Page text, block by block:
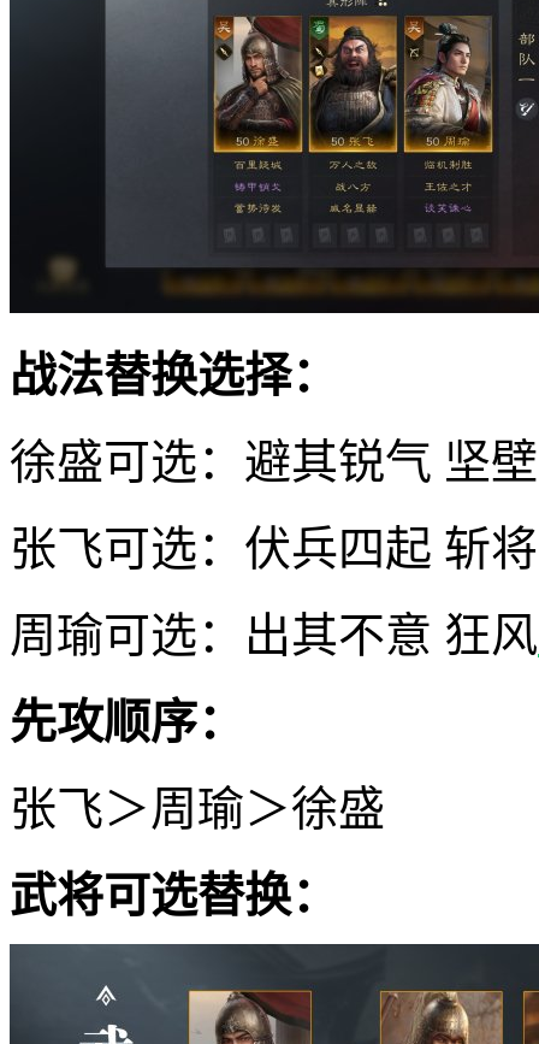
战法替换选择：
徐盛可选：避其锐气 坚
张飞可选：伏兵四起 斩
周瑜可选：出其不意 狂风
先攻顺序：
张飞＞周瑜＞徐盛
武将可选替换：